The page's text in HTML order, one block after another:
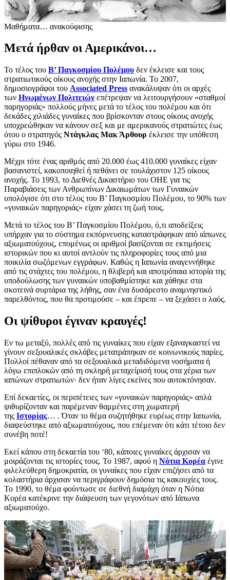
Μαθήματα… ανακούφισης
Μετά ήρθαν οι Αμερικάνοι…
Το τέλος του Β’ Παγκοσμίου Πολέμου δεν έκλεισε και τους
στρατιωτικούς οίκους ανοχής στην Ιαπωνία. Το 2007,
δημοσιογράφοι του Associated Press ανακάλυψαν ότι οι αρχές
των Ηνωμένων Πολιτειών επέτρεψαν να λειτουργήσουν «σταθμοί
παρηγοριάς» πολλούς μήνες μετά το τέλος του πολέμου και ότι
δεκάδες χιλιάδες γυναίκες που βρίσκονταν στους οίκους ανοχής
υποχρεώθηκαν να κάνουν σεξ και με αμερικανούς στρατιώτες έως
ότου ο στρατηγός Ντάγκλας Μακ Άρθουρ έκλεισε την υπόθεση
γύρω στο 1946.
Μέχρι τότε ένας αριθμός από 20.000 έως 410.000 γυναίκες είχαν
βασανιστεί, κακοποιηθεί ή πεθάνει σε τουλάχιστον 125 οίκους
ανοχής. Το 1993, το Διεθνές Δικαστήριο του ΟΗΕ για τις
Παραβιάσεις των Ανθρωπίνων Δικαιωμάτων των Γυναικών
υπολόγισε ότι στο τέλος του Β’ Παγκοσμίου Πολέμου, το 90% των
«γυναικών παρηγοριάς» είχαν χάσει τη ζωή τους.
Μετά το τέλος του Β’ Παγκοσμίου Πολέμου, ό,τι αποδείξεις
υπήρχαν για το σύστημα εκπόρνευσης καταστράφηκαν από ιάπωνες
αξιωματούχους, επομένως οι αριθμοί βασίζονται σε εκτιμήσεις
ιστορικών που κι αυτοί αντλούν τις πληροφορίες τους από μια
ποικιλία σωζόμενων εγγράφων. Καθώς η Ιαπωνία αναγεννήθηκε
από τις στάχτες του πολέμου, η θλιβερή και αποτρόπαια ιστορία της
υποδούλωσης των γυναικών υποβαθμίστηκε και χάθηκε στα
σκοτεινά συρτάρια της λήθης, σαν ένα δυσάρεστο αναμνηστικό
παρελθόντος, που θα προτιμούσε – και έπρεπε – να ξεχάσει ο λαός.
Οι ψίθυροι έγιναν κραυγές!
Εν τω μεταξύ, πολλές από τις γυναίκες που είχαν εξαναγκαστεί να
γίνουν σεξουαλικές σκλάβες μετατράπηκαν σε κοινωνικούς παρίες.
Πολλοί πέθαναν από τα σεξουαλικά μεταδιδόμενα νοσήματα ή
λόγω επιπλοκών από τη σκληρή μεταχείρισή τους στα χέρια των
ιαπώνων στρατιωτών· δεν ήταν λίγες εκείνες που αυτοκτόνησαν.
Επί δεκαετίες, οι περιπέτειες των «γυναικών παρηγοριάς» απλά
ψιθυρίζονταν και παρέμεναν θαμμένες στη χωματερή
της Ιστορίας… . Όταν το θέμα συζητήθηκε ευρέως στην Ιαπωνία,
διαψεύστηκε από αξιωματούχους, που επέμεναν ότι κάτι τέτοιο δεν
συνέβη ποτέ!
Εκεί κάπου στη δεκαετία του ‘80, κάποιες γυναίκες άρχισαν να
μοιράζονται τις ιστορίες τους. Το 1987, αφού η Νότια Κορέα έγινε
φιλελεύθερη δημοκρατία, οι γυναίκες που είχαν επιζήσει από τα
κολαστήρια άρχισαν να περιγράφουν δημόσια τις κακουχίες τους.
Το 1990, το θέμα φούντωσε σε διεθνή διαμάχη όταν η Νότια
Κορέα κατέκρινε την διάψευση των γεγονότων από Ιάπωνα
αξιωματούχο.